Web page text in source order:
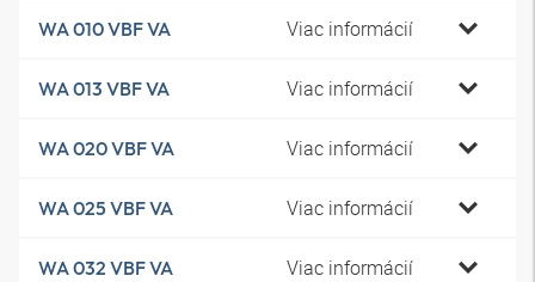
WA 010 VBF VA Viac informácií
WA 013 VBF VA Viac informácií
WA 020 VBF VA Viac informácií
WA 025 VBF VA Viac informácií
WA 032 VBF VA Viac informácií